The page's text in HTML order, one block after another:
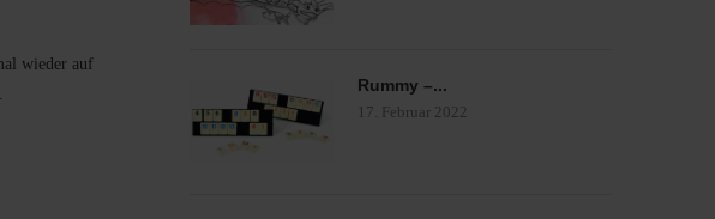
wieder auf
Rummy –...
17. Februar 2022